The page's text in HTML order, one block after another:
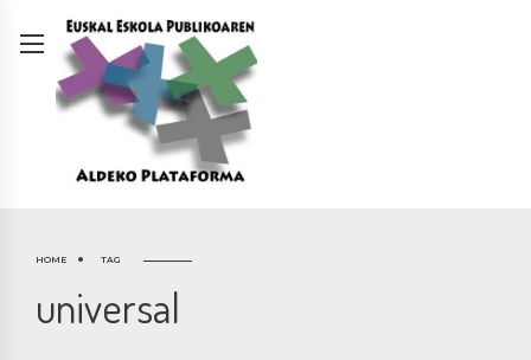
HOME TAG
universal